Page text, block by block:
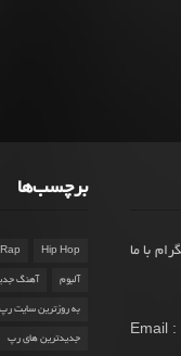
با ما
Email :
برچسب‌ها
Hip Hop
آلبوم آهنگ
به روزترین سایت رپ
جدیدترین های رپ